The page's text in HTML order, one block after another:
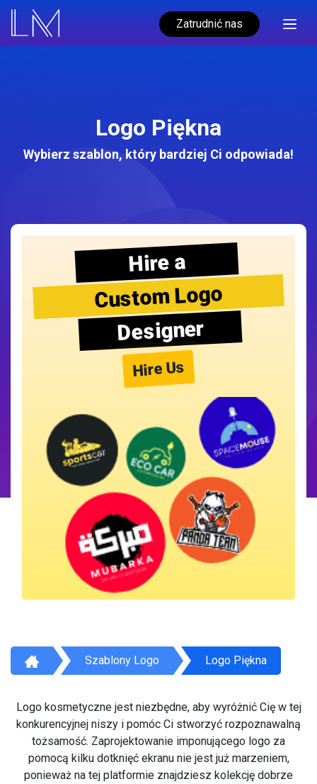
Zatrudnić nas
Logo Piękna
Wybierz szablon, który bardziej Ci odpowiada!
Hire a
Custom Logo
Designer
Hire Us
Szablony Logo Logo Piękna
Logo kosmetyczne jest niezbędne, aby wyróżnić Cię w tej
konkurencyjnej niszy i pomóc Ci stworzyć rozpoznawalną
tożsamość. Zaprojektowanie imponującego logo za
pomocą kilku dotknięć ekranu nie jest już marzeniem,
ponieważ na tej platformie znajdziesz kolekcję dobrze